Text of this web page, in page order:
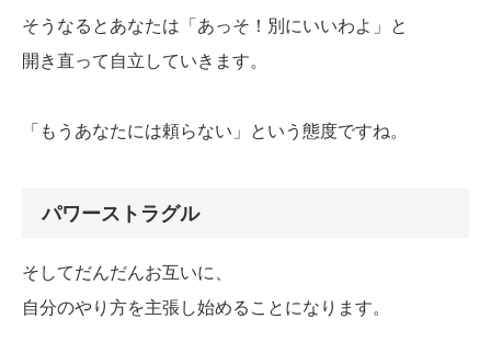
そうなるとあなたは「あっそ！別にいいわよ」と
開き直って自立していきます。
「もうあなたには頼らない」という態度ですね。
パワーストラグル
そしてだんだんお互いに、
自分のやり方を主張し始めることになります。